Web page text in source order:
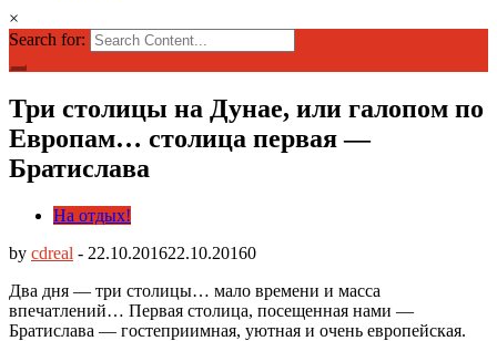
×
Search for:
Три столицы на Дунае, или галопом по
Европам… столица первая —
Братислава
На отдых!
by cdreal - 22.10.201622.10.20160
Два дня — три столицы… мало времени и масса
впечатлений… Первая столица, посещенная нами —
Братислава — гостеприимная, уютная и очень европейская.